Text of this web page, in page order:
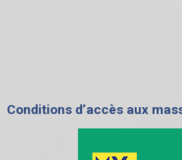
Conditions d’accès aux